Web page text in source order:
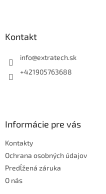
Kontakt
info@extratech.sk
+421905763688
Informácie pre vás
Kontakty
Ochrana osobných údajov
Predĺžená záruka
O nás